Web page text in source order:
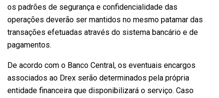
os padrões de segurança e confidencialidade das
operações deverão ser mantidos no mesmo patamar das
transações efetuadas através do sistema bancário e de
pagamentos.
De acordo com o Banco Central, os eventuais encargos
associados ao Drex serão determinados pela própria
entidade financeira que disponibilizará o serviço. Caso